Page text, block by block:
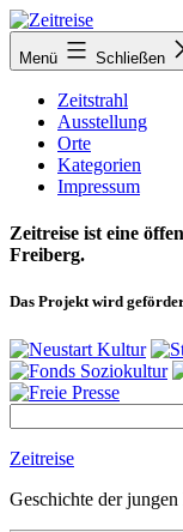
Zum
Inhalt
springen
Menü Schließen
Zeitstrahl
Ausstellung
Orte
Kategorien
Impressum
Zeitreise ist eine
Freiberg.
Das Projekt wird
Zeitreise
Geschichte der